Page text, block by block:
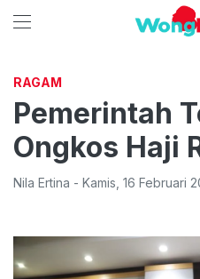
RAGAM
Pemerintah
Ongkos Haji
Nila Ertina - Kamis 16 Februari